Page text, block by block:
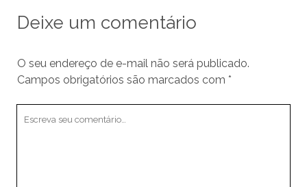
Deixe um comentário
O seu endereço de e-mail não será publicado.
Campos obrigatórios são marcados com *